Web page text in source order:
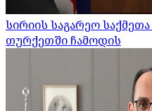
სირიის საგარეო
თურქეთში ჩამოდის